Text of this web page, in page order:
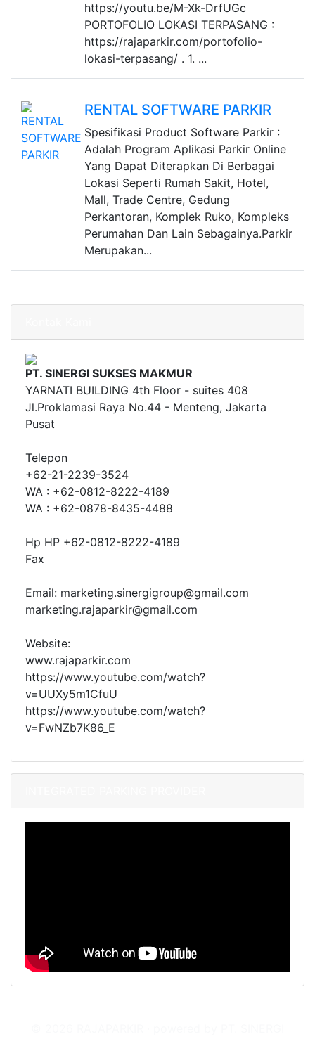
https://youtu.be/M-Xk-DrfUGc
PORTOFOLIO LOKASI TERPASANG :
https://rajaparkir.com/portofolio-
lokasi-terpasang/ . 1. ...
RENTAL SOFTWARE PARKIR
Spesifikasi Product Software Parkir :
Adalah Program Aplikasi Parkir Online
Yang Dapat Diterapkan Di Berbagai
Lokasi Seperti Rumah Sakit, Hotel,
Mall, Trade Centre, Gedung
Perkantoran, Komplek Ruko, Kompleks
Perumahan Dan Lain Sebagainya.Parkir
Merupakan...
PT. SINERGI SUKSES MAKMUR
YARNATI BUILDING 4th Floor - suites 408
Jl.Proklamasi Raya No.44 - Menteng, Jakarta
Pusat
Telepon
+62-21-2239-3524
WA : +62-0812-8222-4189
WA : +62-0878-8435-4488
Hp HP +62-0812-8222-4189
Fax
Email: marketing.sinergigroup@gmail.com
marketing.rajaparkir@gmail.com
Website:
www.rajaparkir.com
https://www.youtube.com/watch?
v=UUXy5m1CfuU
https://www.youtube.com/watch?
v=FwNZb7K86_E